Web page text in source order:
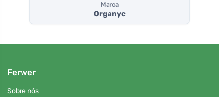
Marca
Organyc
Ferwer
Sobre nós